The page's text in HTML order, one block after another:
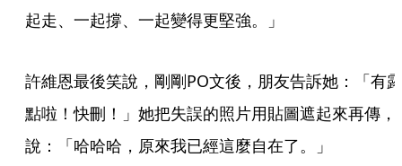
起走、一起撐、一起變得更堅強。」
許維恩最後笑說，剛剛PO文後，朋友告訴她：「有露
點啦！快刪！」她把失誤的照片用貼圖遮起來再傳，
說：「哈哈哈，原來我已經這麼自在了。」